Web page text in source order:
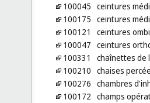
100045 ceintures
100175 ceintures
100121
ceintures
100047 ceintures
100331
chaînettes de
100210 chaises
100276 chambres
100172 champs